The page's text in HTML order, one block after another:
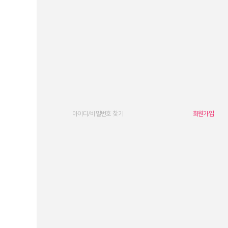
아이디/비밀번호 찾기 회원가입